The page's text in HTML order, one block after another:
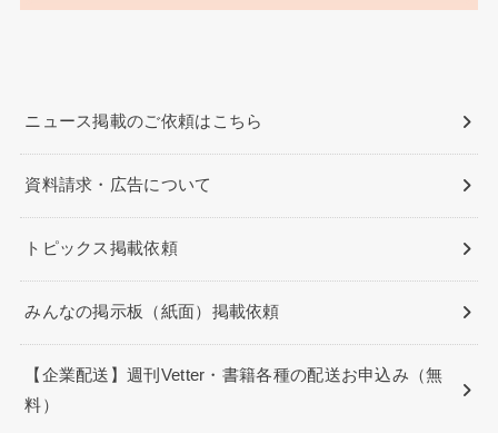
ニュース掲載のご依頼はこちら
資料請求・広告について
トピックス掲載依頼
みんなの掲示板（紙面）掲載依頼
【企業配送】週刊Vetter・書籍各種の配送お申込み（無
料）